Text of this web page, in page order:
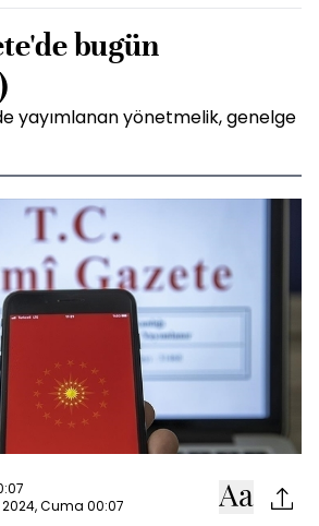
bugün
yayımlanan yönetmelik, genelge
2024, Cuma 00:07